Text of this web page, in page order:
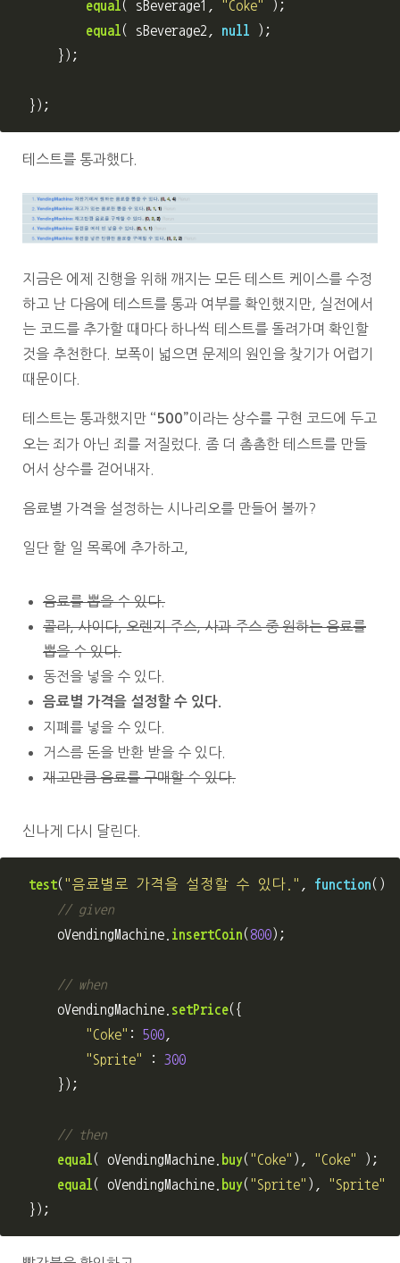
equal( sBeverage1 , "Coke"
);
equal( sBeverage2 , null
);
});
});
테스트를 통과했다.
지금은 에제 진행을 위해 깨지는 모든 테스트 케이스를 수정
하고 난 다음에 테스트를 통과 여부를 확인했지만, 실전에서
는 코드를 추가할 때마다 하나씩 테스트를 돌려가며 확인할
것을 추천한다. 보폭이 넓으면 문제의 원인을 찾기가 어렵기
때문이다.
테스트는 통과했지만 “500”이라는 상수를 구현 코드에 두고
오는 죄가 아닌 죄를 저질렀다. 좀 더 촘촘한 테스트를 만들
어서 상수를 걷어내자.
음료별 가격을 설정하는 시나리오를 만들어 볼까?
일단 할 일 목록에 추가하고,
음료를 뽑을 수 있다.
콜라, 사이다, 오렌지 주스, 사과 주스 중 원하는 음료를
뽑을 수 있다.
동전을 넣을 수 있다.
음료별 가격을 설정할 수 있다.
지폐를 넣을 수 있다.
거스름 돈을 반환 받을 수 있다.
재고만큼 음료를 구매할 수 있다.
신나게 다시 달린다.
test( "음료별로 가격을 설정할 수 있다. " function(){
// given
oVendingMachine insertCoin( 800);
// when
oVendingMachine setPrice({
"Coke" : 500
"Sprite" :
300
});
// then
equal ( oVendingMachine buy( "Coke" ), "Coke"
);
equal ( oVendingMachine buy( "Sprite" ), "Sprite"
});